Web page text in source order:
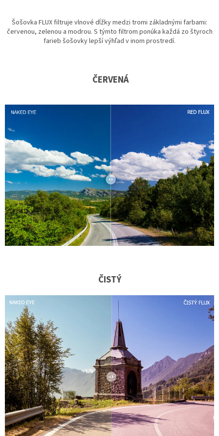
Šošovka FLUX filtruje vlnové dĺžky medzi tromi základnými farbami:
červenou, zelenou a modrou. S týmto filtrom ponúka každá zo štyroch
farieb šošovky lepší výhľad v inom prostredí.
ČERVENÁ
ČISTÝ